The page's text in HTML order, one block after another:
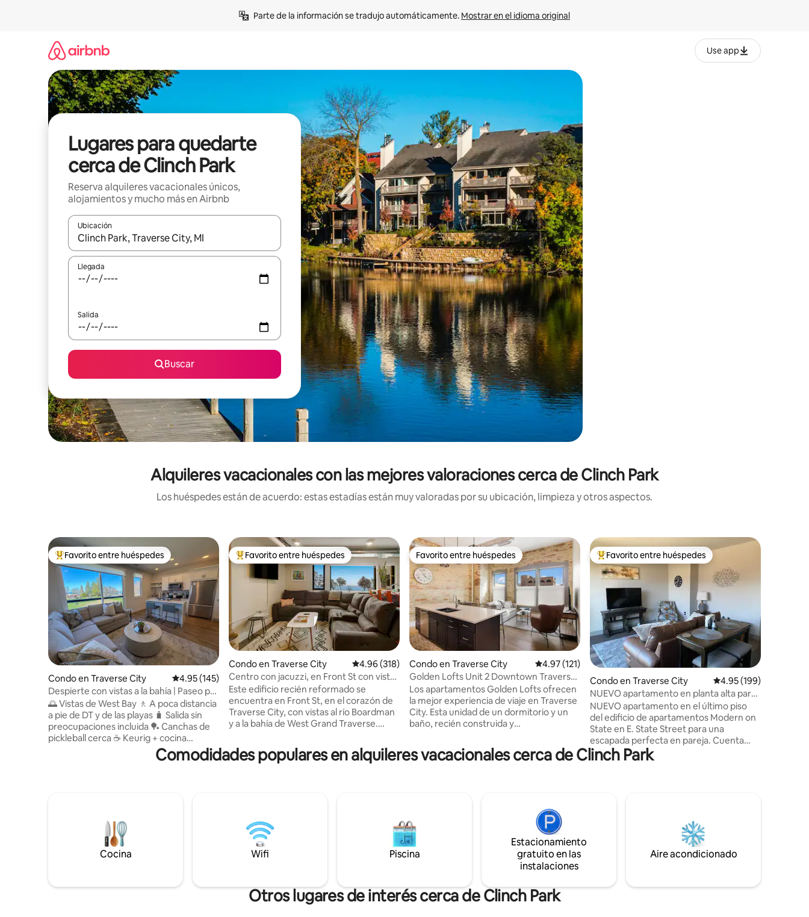
Parte de la información se tradujo automáticamente. Mostrar en el idioma original
Use app
Lugares para quedarte
cerca de Clinch Park
Reserva alquileres vacacionales únicos,
alojamientos y mucho más en Airbnb
Ubicación
Cuando los resultados estén disponibles, navega con las teclas de flecha hacia arriba y hacia abajo o explora con el tacto o desliza el dedo.
Llegada
Salida
Buscar
Alquileres vacacionales con las mejores valoraciones cerca de Clinch Park
Los huéspedes están de acuerdo: estas estadías están muy valoradas por su ubicación, limpieza y otros aspectos.
Favorito entre huéspedes preferido
Favorito entre huéspedes
Condo en Traverse City Calificación promedio: 4.95 de 5, 145 reseñas
4.95 (145)
Despierte con vistas a la bahía | Paseo por
el centro de la ciudad y la playa
🌅 Vistas de West Bay 🚶 A poca distancia
a pie de DT y de las playas 🧳 Salida sin
preocupaciones incluida 🏓 Canchas de
pickleball cerca ☕ Keurig + cocina
segundo piso es el alojamiento perfecto
de bodegas galardonadas. Con
hermosas vistas de West Bay y un
ambiente moderno y acogedor, es el
lugar ideal para relajarse. Ten en cuenta
Favorito entre huéspedes preferido
Favorito entre huéspedes
Condo en Traverse City Calificación promedio: 4.96 de 5, 318 reseñas
4.96 (318)
Centro con jacuzzi, en Front St con vistas
a la bahía! 3
Este edificio recién reformado se
encuentra en Front St, en el corazón de
Traverse City, con vistas al río Boardman
y a la bahía de West Grand Traverse.
con acceso privado a una terraza en la
azotea con una nueva bañera de
velocidad, aire acondicionado y
calefacción silenciosos, nuevos y
cómodos. Tercer piso, pero solo un
tramo de escaleras hasta la unidad.
Favorito entre huéspedes
Favorito entre huéspedes
Condo en Traverse City Calificación promedio: 4.97 de 5, 121 reseñas
4.97 (121)
Golden Lofts Unit 2 Downtown Traverse
City 1 dormitorio/1 baño
Los apartamentos Golden Lofts ofrecen
la mejor experiencia de viaje en Traverse
City. Esta unidad de un dormitorio y un
baño, recién construida y
encuentra encima de Golden Shoes, en
el corredor del centro de la ciudad
explorar el resto de esta hermosa región
que llamamos Up North. TODOS los
huéspedes deben ser mayores de 25
años a menos que vayan acompañados
de un padre/tutor.
Favorito entre huéspedes preferido
Favorito entre huéspedes
Condo en Traverse City Calificación promedio:
4.95 (199)
NUEVO apartamento en planta alta para
2 en el centro de TC con
estacionamiento
NUEVO apartamento en el último piso
del edificio de apartamentos Modern on
State en E. State Street para una
escapada perfecta en pareja. Cuenta
con una cama tamaño king
supercómoda, una cocina completa con
inalámbrico. Nuestro apartamento
también cuenta con lavadora y secadora
en la unidad, y también nos complace
ofrecerte una plaza de aparcamiento
Comodidades populares en alquileres vacacionales cerca de Clinch Park
Cocina Wifi Piscina
Estacionamiento
gratuito en las
instalaciones
Aire acondicionado
Otros lugares de interés cerca de Clinch Park